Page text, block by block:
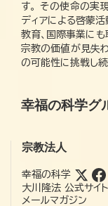
す。 その使命の実
ディアによる啓蒙
教育、国際事業にも
宗教の価値が見失
の可能性に挑戦し続
幸福の科学グ
宗教法人
幸福の科学
大川隆法 公式サイト
メールマガジン